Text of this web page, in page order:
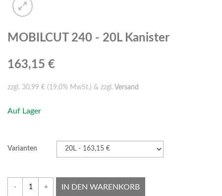
MOBILCUT 240 - 20L Kanister
163,15 €
zzgl. 30,99 € (19,0% MwSt.) & zzgl. Versand
Auf Lager
Varianten
- + IN DEN WARENKORB